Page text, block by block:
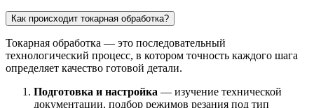
Как происходит токарная обработка?
Токарная обработка — это последовательный
технологический процесс, в котором точность каждого шага
определяет качество готовой детали.
Подготовка и настройка — изучение технической
документации, подбор режимов резания под тип